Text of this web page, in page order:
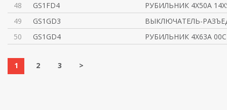
48
GS1FD4
РУБИЛЬНИК 4X50A
49
GS1GD3
ВЫКЛЮЧАТЕЛЬ-
50
GS1GD4 РУБИЛЬНИК 4X63A 00C
1 2 3 >